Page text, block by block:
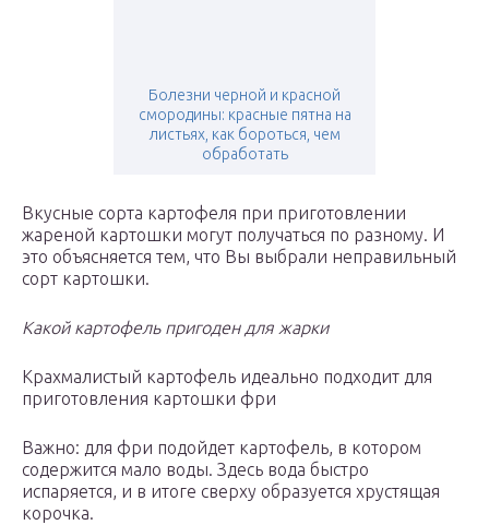
Болезни черной и красной
смородины: красные пятна на
листьях, как бороться, чем
обработать
Вкусные сорта картофеля при приготовлении
жареной картошки могут получаться по разному. И
это объясняется тем, что Вы выбрали неправильный
сорт картошки.
Какой картофель пригоден для жарки
Крахмалистый картофель идеально подходит для
приготовления картошки фри
Важно: для фри подойдет картофель, в котором
содержится мало воды. Здесь вода быстро
испаряется, и в итоге сверху образуется хрустящая
корочка.